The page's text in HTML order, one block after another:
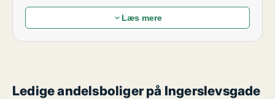
Læs mere
Ledige andelsboliger på Ingerslevsgade